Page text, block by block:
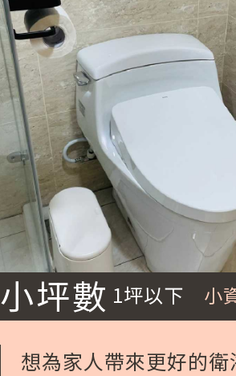
小坪數 1坪以下 小
想為家人帶來更好的